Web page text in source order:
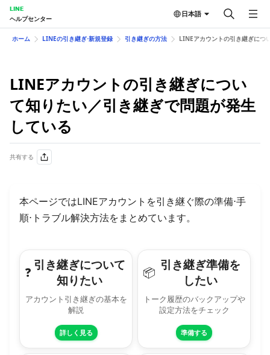
LINE
ヘルプセンター
日本語
ホーム LINEの引き継ぎ⋅新規登録 引き継ぎの方法 LINEアカウントの引き継ぎにつ
LINEアカウントの引き継ぎについ
て知りたい／引き継ぎで問題が発生
している
共有する
本ページではLINEアカウントを引き継ぐ際の準備⋅手
順⋅トラブル解決方法をまとめています。
❓
引き継ぎについて
知りたい
アカウント引き継ぎの基本を
解説
詳しく見る
📦
引き継ぎ準備を
したい
トーク履歴のバックアップや
設定方法をチェック
準備する